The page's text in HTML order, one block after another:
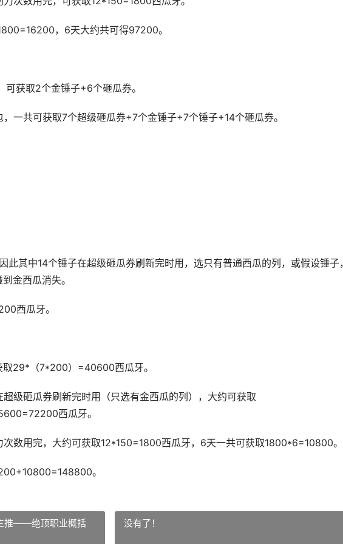
，6天大约共可得97200。
获取2个金锤子+6个砸瓜券。
一共可获取7个超级砸瓜券+7个金锤子+7个锤子+14个砸瓜券。
此其中14个锤子在超级砸瓜券刷新完时用，选只有普通西瓜的列，或假设锤子
金西瓜消失。
西瓜牙。
29*（7*200）=40600西瓜牙。
级砸瓜券刷新完时用（只选有金西瓜的列），大约可获取
西瓜牙。
次数用完，大约可获取12*150=1800西瓜牙，6天一共可获取1800*6=10800。
。
推——绝顶职业概括
没有了！